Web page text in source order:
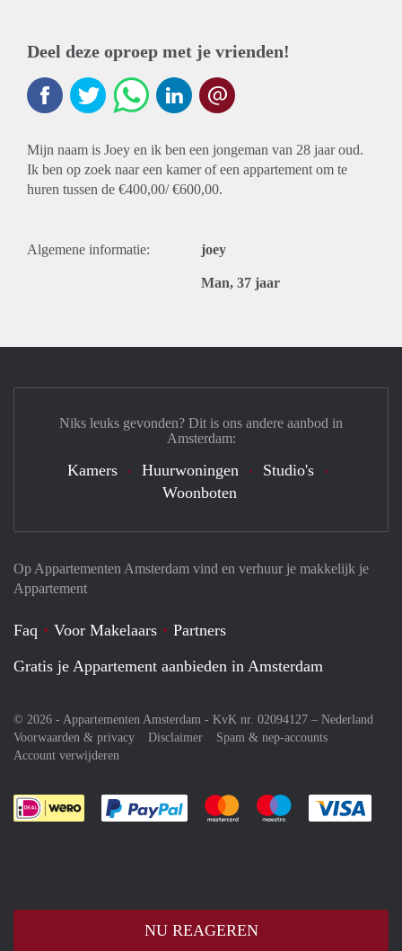
Deel deze oproep met je vrienden!
Mijn naam is Joey en ik ben een jongeman van 28 jaar oud.
Ik ben op zoek naar een kamer of een appartement om te
huren tussen de €400,00/ €600,00.
Algemene informatie: joey
Man, 37 jaar
NU REAGEREN
Op Appartementen Amsterdam vind en verhuur je makkelijk je
Appartement
Faq Voor Makelaars
Partners
Gratis je Appartement aanbieden in Amsterdam
© 2026 - Appartementen Amsterdam - KvK nr. 02094127 – Nederland
Voorwaarden & privacy
Disclaimer
Spam & nep-accounts
Account verwijderen
Je rekent gemakkelijk af met Paypal
Je rekent gemakkelijk af met
Je rekent
Niks leuks gevonden? Dit is ons andere aanbod in
Amsterdam:
Kamers Huurwoningen
Studio's
Woonboten